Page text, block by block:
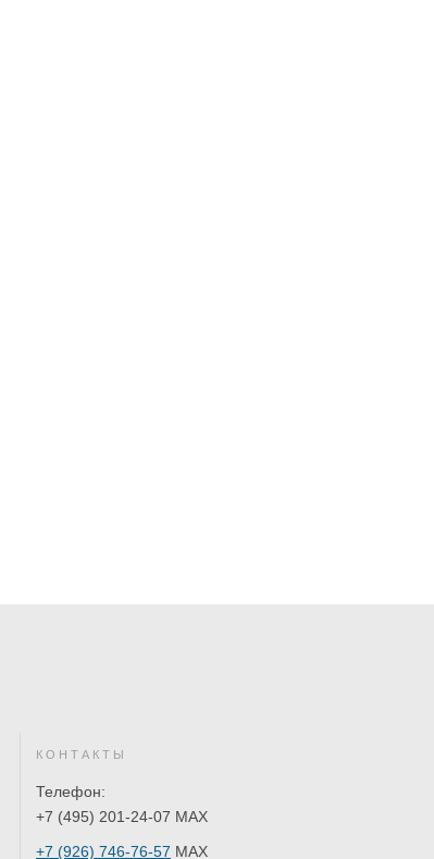
КОНТАКТЫ
Телефон:
+7 (495) 201-24-07 MAX
+7 (926) 746-76-57 MAX